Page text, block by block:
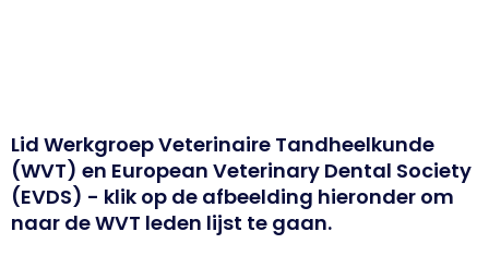
Lid Werkgroep Veterinaire Tandheelkunde
(WVT) en European Veterinary Dental Society
(EVDS) - klik op de afbeelding hieronder om
naar de WVT leden lijst te gaan.